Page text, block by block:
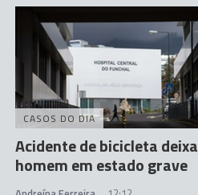
CASOS DO DIA
Acidente de bicicleta deixa
homem em estado grave